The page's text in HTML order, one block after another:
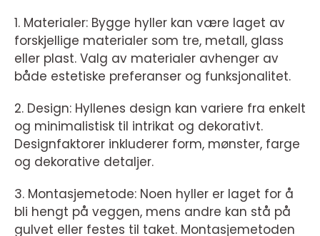
1. Materialer: Bygge hyller kan være laget av
forskjellige materialer som tre, metall, glass
eller plast. Valg av materialer avhenger av
både estetiske preferanser og funksjonalitet.
2. Design: Hyllenes design kan variere fra enkelt
og minimalistisk til intrikat og dekorativt.
Designfaktorer inkluderer form, mønster, farge
og dekorative detaljer.
3. Montasjemetode: Noen hyller er laget for å
bli hengt på veggen, mens andre kan stå på
gulvet eller festes til taket. Montasjemetoden